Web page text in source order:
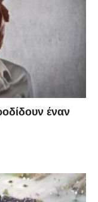
έναν